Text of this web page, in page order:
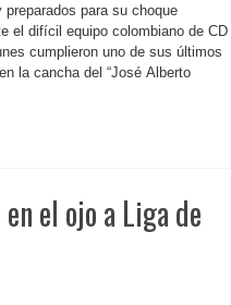
para su choque
el difícil equipo colombiano de CD
cumplieron uno de sus últimos
la cancha del “José Alberto
el ojo a Liga de